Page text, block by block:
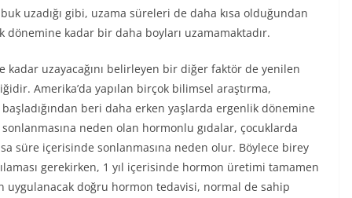
uzadığı gibi, uzama süreleri de daha kısa olduğundan
dönemine kadar bir daha boyları uzamamaktadır.
kadar uzayacağını belirleyen bir diğer faktör de yenilen
Amerika’da yapılan birçok bilimsel araştırma,
beri daha erken yaşlarda ergenlik dönemine
neden olan hormonlu gıdalar, çocuklarda
süre içerisinde sonlanmasına neden olur. Böylece birey
gerekirken, 1 yıl içerisinde hormon üretimi tamamen
uygulanacak doğru hormon tedavisi, normal de sahip